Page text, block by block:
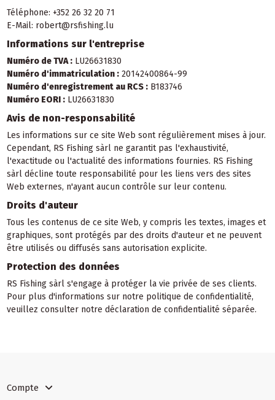
Téléphone: +352 26 32 20 71
E-Mail: robert@rsfishing.lu
Informations sur l'entreprise
Numéro de TVA :LU26631830
Numéro d'immatriculation :20142400864-99
Numéro d'enregistrement au RCS :B183746
Numéro EORI :LU26631830
Avis de non-responsabilité
Les informations sur ce site Web sont régulièrement mises à jour.
Cependant, RS Fishing sàrl ne garantit pas l'exhaustivité,
l'exactitude ou l'actualité des informations fournies. RS Fishing
sàrl décline toute responsabilité pour les liens vers des sites
Web externes, n'ayant aucun contrôle sur leur contenu.
Droits d'auteur
Tous les contenus de ce site Web, y compris les textes, images et
graphiques, sont protégés par des droits d'auteur et ne peuvent
être utilisés ou diffusés sans autorisation explicite.
Protection des données
RS Fishing sàrl s'engage à protéger la vie privée de ses clients.
Pour plus d'informations sur notre politique de confidentialité,
veuillez consulter notre déclaration de confidentialité séparée.
Compte